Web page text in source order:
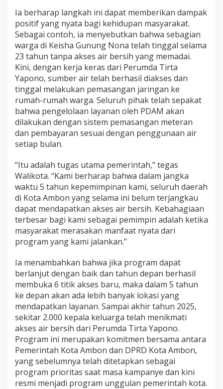
n
o
u
n
t
u
k
M
a
s
y
a
r
k
K
e
s
h
a
G
u
n
u
g
N
o
n
a
Ia berharap langkah ini dapat memberikan dampak
positif yang nyata bagi kehidupan masyarakat.
Sebagai contoh, ia menyebutkan bahwa sebagian
warga di Keisha Gunung Nona telah tinggal selama
23 tahun tanpa akses air bersih yang memadai.
Kini, dengan kerja keras dari Perumda Tirta
Yapono, sumber air telah berhasil diakses dan
tinggal melakukan pemasangan jaringan ke
rumah-rumah warga. Seluruh pihak telah sepakat
bahwa pengelolaan layanan oleh PDAM akan
dilakukan dengan sistem pemasangan meteran
dan pembayaran sesuai dengan penggunaan air
setiap bulan.
“Itu adalah tugas utama pemerintah,” tegas
Walikota. “Kami berharap bahwa dalam jangka
waktu 5 tahun kepemimpinan kami, seluruh daerah
di Kota Ambon yang selama ini belum terjangkau
dapat mendapatkan akses air bersih. Kebahagiaan
terbesar bagi kami sebagai pemimpin adalah ketika
masyarakat merasakan manfaat nyata dari
program yang kami jalankan.”
Ia menambahkan bahwa jika program dapat
berlanjut dengan baik dan tahun depan berhasil
membuka 6 titik akses baru, maka dalam 5 tahun
ke depan akan ada lebih banyak lokasi yang
mendapatkan layanan. Sampai akhir tahun 2025,
sekitar 2.000 kepala keluarga telah menikmati
akses air bersih dari Perumda Tirta Yapono.
Program ini merupakan komitmen bersama antara
Pemerintah Kota Ambon dan DPRD Kota Ambon,
yang sebelumnya telah ditetapkan sebagai
program prioritas saat masa kampanye dan kini
resmi menjadi program unggulan pemerintah kota.